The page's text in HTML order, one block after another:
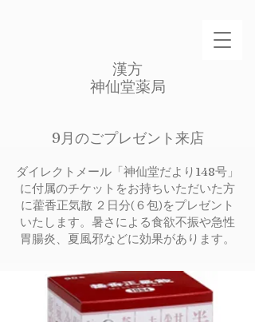
​漢方
​神仙堂薬局
9月のごプレゼント来店
ダイレクトメール「神仙堂だより148号」
に付属のチケットをお持ちいただいた方
に藿香正気散 ２日分(６包)をプレゼント
いたします。暑さによる食欲不振や急性
胃腸炎、夏風邪などに効果があります。